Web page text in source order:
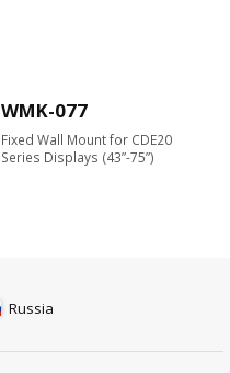
WMK-077
Fixed Wall Mount for CDE20
Series Displays (43”-75”)
Russia